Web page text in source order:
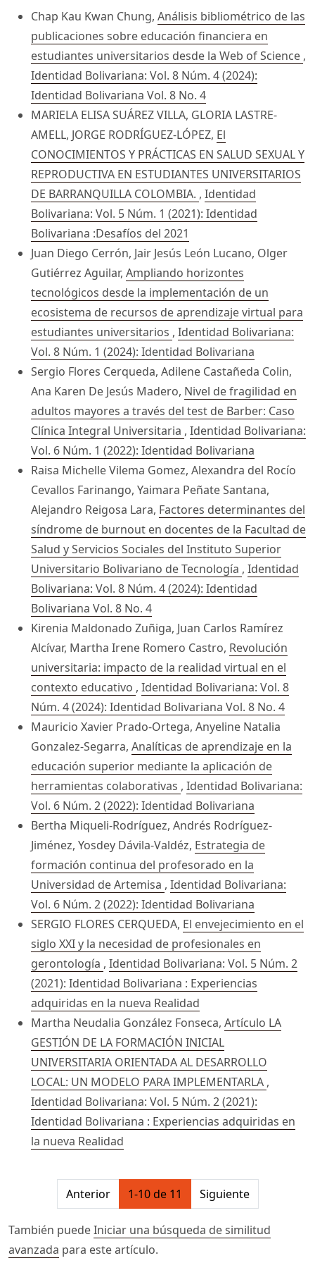
Chap Kau Kwan Chung, Análisis bibliométrico de las
publicaciones sobre educación financiera en
estudiantes universitarios desde la Web of Science ,
Identidad Bolivariana: Vol. 8 Núm. 4 (2024):
Identidad Bolivariana Vol. 8 No. 4
MARIELA ELISA SUÁREZ VILLA, GLORIA LASTRE-
AMELL, JORGE RODRÍGUEZ-LÓPEZ, El
CONOCIMIENTOS Y PRÁCTICAS EN SALUD SEXUAL Y
REPRODUCTIVA EN ESTUDIANTES UNIVERSITARIOS
DE BARRANQUILLA COLOMBIA. , Identidad
Bolivariana: Vol. 5 Núm. 1 (2021): Identidad
Bolivariana :Desafíos del 2021
Juan Diego Cerrón, Jair Jesús León Lucano, Olger
Gutiérrez Aguilar, Ampliando horizontes
tecnológicos desde la implementación de un
ecosistema de recursos de aprendizaje virtual para
estudiantes universitarios , Identidad Bolivariana:
Vol. 8 Núm. 1 (2024): Identidad Bolivariana
Sergio Flores Cerqueda, Adilene Castañeda Colin,
Ana Karen De Jesús Madero, Nivel de fragilidad en
adultos mayores a través del test de Barber: Caso
Clínica Integral Universitaria , Identidad Bolivariana:
Vol. 6 Núm. 1 (2022): Identidad Bolivariana
Raisa Michelle Vilema Gomez, Alexandra del Rocío
Cevallos Farinango, Yaimara Peñate Santana,
Alejandro Reigosa Lara, Factores determinantes del
síndrome de burnout en docentes de la Facultad de
Salud y Servicios Sociales del Instituto Superior
Universitario Bolivariano de Tecnología , Identidad
Bolivariana: Vol. 8 Núm. 4 (2024): Identidad
Bolivariana Vol. 8 No. 4
Kirenia Maldonado Zuñiga, Juan Carlos Ramírez
Alcívar, Martha Irene Romero Castro, Revolución
universitaria: impacto de la realidad virtual en el
contexto educativo , Identidad Bolivariana: Vol. 8
Núm. 4 (2024): Identidad Bolivariana Vol. 8 No. 4
Mauricio Xavier Prado-Ortega, Anyeline Natalia
Gonzalez-Segarra, Analíticas de aprendizaje en la
educación superior mediante la aplicación de
herramientas colaborativas , Identidad Bolivariana:
Vol. 6 Núm. 2 (2022): Identidad Bolivariana
Bertha Miqueli-Rodríguez, Andrés Rodríguez-
Jiménez, Yosdey Dávila-Valdéz, Estrategia de
formación continua del profesorado en la
Universidad de Artemisa , Identidad Bolivariana:
Vol. 6 Núm. 2 (2022): Identidad Bolivariana
SERGIO FLORES CERQUEDA, El envejecimiento en el
siglo XXI y la necesidad de profesionales en
gerontología , Identidad Bolivariana: Vol. 5 Núm. 2
(2021): Identidad Bolivariana : Experiencias
adquiridas en la nueva Realidad
Martha Neudalia González Fonseca, Artículo LA
GESTIÓN DE LA FORMACIÓN INICIAL
UNIVERSITARIA ORIENTADA AL DESARROLLO
LOCAL: UN MODELO PARA IMPLEMENTARLA ,
Identidad Bolivariana: Vol. 5 Núm. 2 (2021):
Identidad Bolivariana : Experiencias adquiridas en
la nueva Realidad
##issue.pagination##
Anterior 1-10 de 11 Siguiente
También puedeIniciar una búsqueda de similitud
avanzada para este artículo.